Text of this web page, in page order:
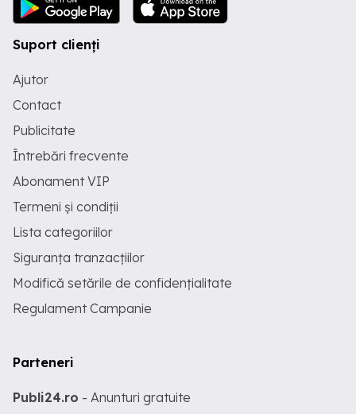
Suport clienți
Ajutor
Contact
Publicitate
Întrebări frecvente
Abonament VIP
Termeni și condiții
Lista categoriilor
Siguranța tranzacțiilor
Modifică setările de confidențialitate
Regulament Campanie
Parteneri
Publi24.ro - Anunturi gratuite